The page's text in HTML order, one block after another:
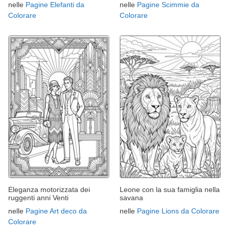
nelle Pagine Elefanti da
Colorare
nelle Pagine Scimmie da
Colorare
Eleganza motorizzata dei
ruggenti anni Venti
nelle Pagine Art deco da
Colorare
Leone con la sua famiglia nella
savana
nelle Pagine Lions da Colorare